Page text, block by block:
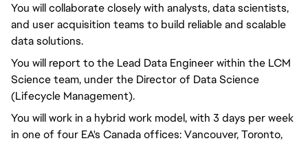
You will collaborate closely with analysts, data scientists,
and user acquisition teams to build reliable and scalable
data solutions.
You will report to the Lead Data Engineer within the LCM
Science team, under the Director of Data Science
(Lifecycle Management).
You will work in a hybrid work model, with 3 days per week
in one of four EA's Canada offices: Vancouver, Toronto,